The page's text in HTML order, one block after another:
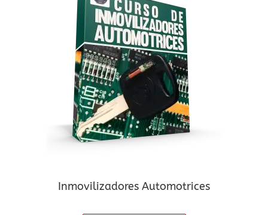
Inmovilizadores Automotrices